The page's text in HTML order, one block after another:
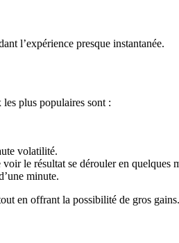
l’expérience presque instantanée.
plus populaires sont :
volatilité.
le résultat se dérouler en quelques
minute.
en offrant la possibilité de gros gains.